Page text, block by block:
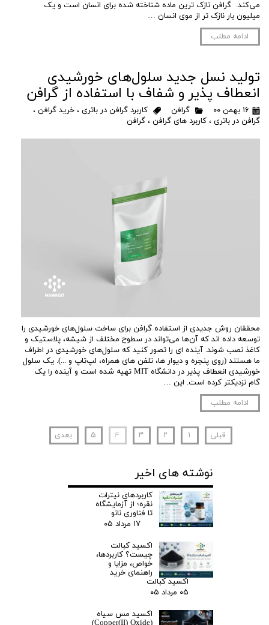
می‌کند. گرافن نازک ترین ماده شناخته شده برای انسان است و یک
میلیون بار نازک تر از موی انسان …
ادامه مطلب
تولید نسل جدید سلول‌های خورشیدی
انعطاف پذیر و شفاف با استفاده از گرافن
۱۶ بهمن ۰۰ گرافن کاربرد گرافن در باتری ، خرید گرافن ،
گرافن در باتری ، کاربرد های گرافن ، گرافن
محققان روش جدیدی از استفاده گرافن برای ساخت سلول‌های خورشیدی را
توسعه داده اند که آن‌ها می‌تواند در سطوح مختلف از شیشه، پلاستیک و
کاغذ نصب شوند. آینده ای را تصور کنید که سلول‌های خورشیدی در اطراف
ما هستند (روی پنجره و دیوار ها، تلفن های همراه، لپ‌تاپ و ...). یک سلول
خورشیدی انعطاف پذیر در دانشگاه MIT تهیه شده است و آینده را یک
گام نزدیکتر کرده است. این …
ادامه مطلب
قبلی ۱ ۲ ۳ ۴ ۵ بعدی
نوشته های اخیر
کاربردهای نیترات
نقره؛ از آزمایشگاه
تا فناوری نانو
۱۷ مرداد ۰۵
اکسید کبالت
چیست؟ کاربردها،
خواص، مزایا و
راهنمای خرید
اکسید کبالت
۰۵ مرداد ۰۵
اکسید مس سیاه